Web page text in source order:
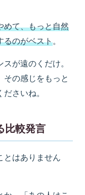
めて、もっと自然
るのがベスト。
が遠のくだけ。
その感じをもっと
さいね。
比較発言
とはありません